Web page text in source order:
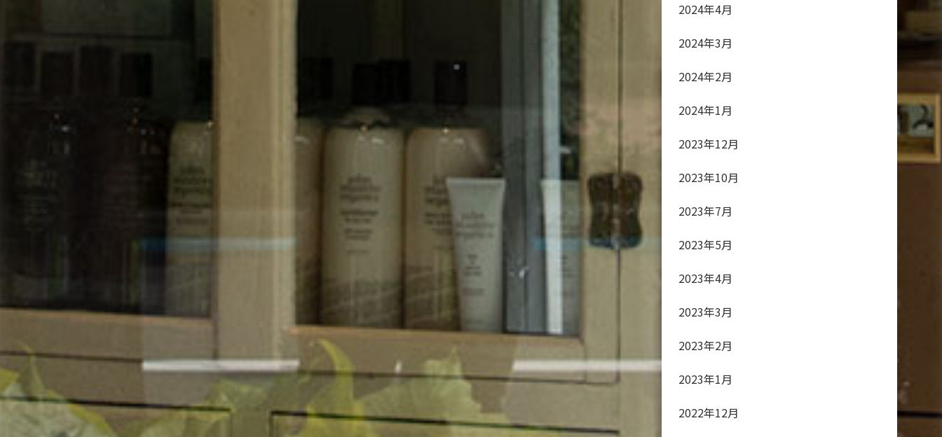
2024年4月
2024年3月
2024年2月
2024年1月
2023年12月
2023年10月
2023年7月
2023年5月
2023年4月
2023年3月
2023年2月
2023年1月
2022年12月